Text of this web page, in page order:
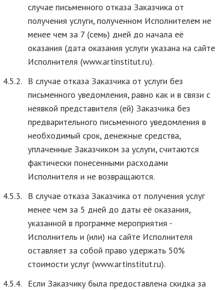
случае письменного отказа Заказчика от
получения услуги, полученном Исполнителем не
менее чем за 7 (семь) дней до начала её
оказания (дата оказания услуги указана на сайте
Исполнителя (www.artinstitut.ru).
4.5.2.
В случае отказа Заказчика от услуги без
письменного уведомления, равно как и в связи с
неявкой представителя (ей) Заказчика без
предварительного письменного уведомления в
необходимый срок, денежные средства,
уплаченные Заказчиком за услуги, считаются
фактически понесенными расходами
Исполнителя и не возвращаются.
4.5.3.
В случае отказа Заказчика от получения услуг
менее чем за 5 дней до даты её оказания,
указанной в программе мероприятия -
Исполнитель и (или) на сайте Исполнителя
оставляет за собой право удержать 50%
стоимости услуг (www.artinstitut.ru).
4.5.4.
Если Заказчику была предоставлена скидка за